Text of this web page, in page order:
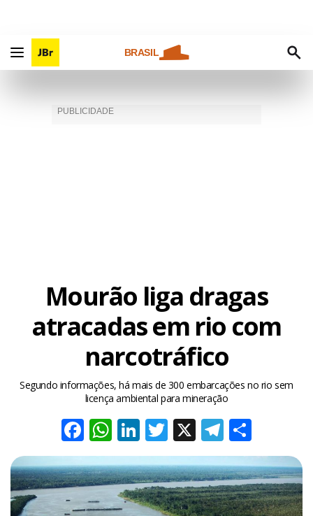
BRASIL
Mourão liga dragas
atracadas em rio com
narcotráfico
Segundo informações, há mais de 300 embarcações no rio sem
licença ambiental para mineração
Facebook
WhatsApp
LinkedIn
Twitter
X